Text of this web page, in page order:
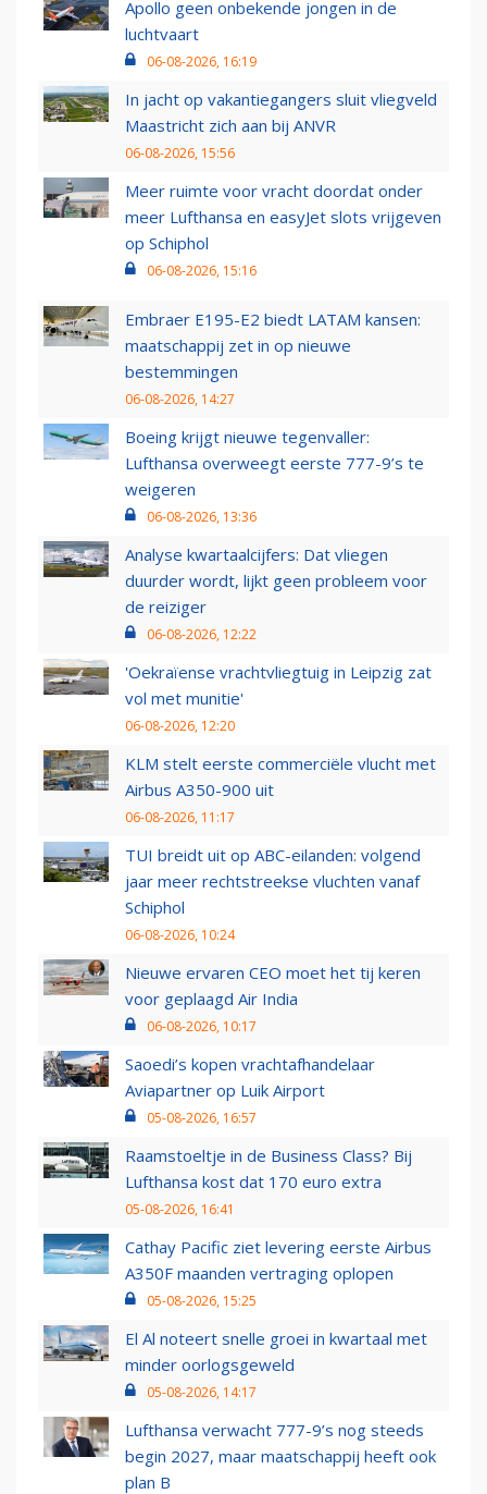
Apollo geen onbekende jongen in de
luchtvaart
06-08-2026, 16:19
In jacht op vakantiegangers sluit vliegveld
Maastricht zich aan bij ANVR
06-08-2026, 15:56
Meer ruimte voor vracht doordat onder
meer Lufthansa en easyJet slots vrijgeven
op Schiphol
06-08-2026, 15:16
Embraer E195-E2 biedt LATAM kansen:
maatschappij zet in op nieuwe
bestemmingen
06-08-2026, 14:27
Boeing krijgt nieuwe tegenvaller:
Lufthansa overweegt eerste 777-9’s te
weigeren
06-08-2026, 13:36
Analyse kwartaalcijfers: Dat vliegen
duurder wordt, lijkt geen probleem voor
de reiziger
06-08-2026, 12:22
'Oekraïense vrachtvliegtuig in Leipzig zat
vol met munitie'
06-08-2026, 12:20
KLM stelt eerste commerciële vlucht met
Airbus A350-900 uit
06-08-2026, 11:17
TUI breidt uit op ABC-eilanden: volgend
jaar meer rechtstreekse vluchten vanaf
Schiphol
06-08-2026, 10:24
Nieuwe ervaren CEO moet het tij keren
voor geplaagd Air India
06-08-2026, 10:17
Saoedi’s kopen vrachtafhandelaar
Aviapartner op Luik Airport
05-08-2026, 16:57
Raamstoeltje in de Business Class? Bij
Lufthansa kost dat 170 euro extra
05-08-2026, 16:41
Cathay Pacific ziet levering eerste Airbus
A350F maanden vertraging oplopen
05-08-2026, 15:25
El Al noteert snelle groei in kwartaal met
minder oorlogsgeweld
05-08-2026, 14:17
Lufthansa verwacht 777-9’s nog steeds
begin 2027, maar maatschappij heeft ook
plan B